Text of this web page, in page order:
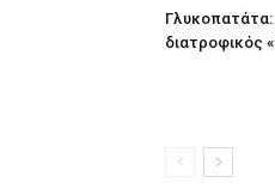
Γλυκοπατάτα:
διατροφικός